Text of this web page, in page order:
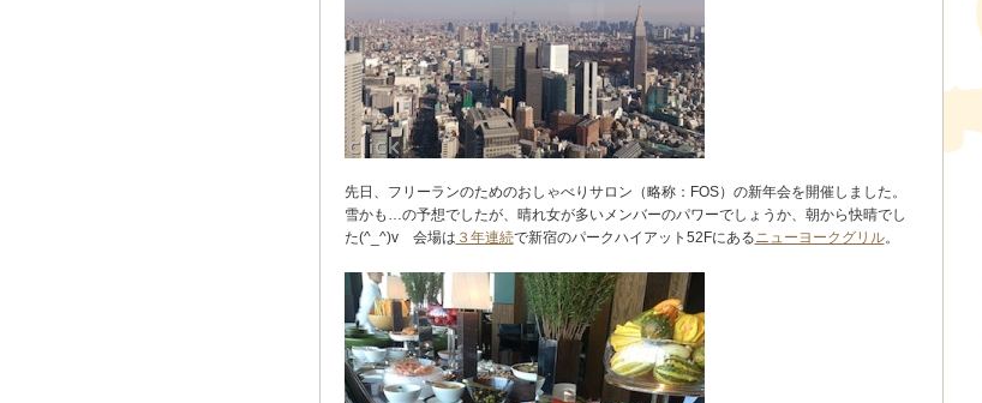
先日、フリーランのためのおしゃべりサロン（略称：FOS）の新年会を開催しました。
雪かも…の予想でしたが、晴れ女が多いメンバーのパワーでしょうか、朝から快晴でし
た(^_^)v 会場は ３年連続で新宿のパークハイアット52Fにあるニューヨークグリル。